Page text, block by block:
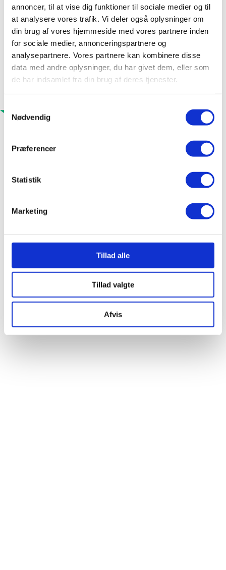
annoncer, til at vise dig funktioner til sociale medier og til
at analysere vores trafik. Vi deler også oplysninger om
din brug af vores hjemmeside med vores partnere inden
for sociale medier, annonceringspartnere og
analysepartnere. Vores partnere kan kombinere disse
data med andre oplysninger, du har givet dem, eller som
de har indsamlet fra din brug af deres tjenester.
Nødvendig
Præferencer
Statistik
Marketing
Tillad alle
Tillad valgte
Afvis